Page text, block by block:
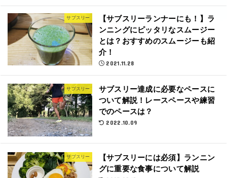
サブスリー
【サブスリーランナーにも！】ラ
ンニングにピッタリなスムージー
とは？おすすめのスムージーも紹
介！
2021.11.28
サブスリー
サブスリー達成に必要なペースに
ついて解説！レースペースや練習
でのペースは？
2022.10.09
サブスリー
【サブスリーには必須】ランニン
グに重要な食事について解説